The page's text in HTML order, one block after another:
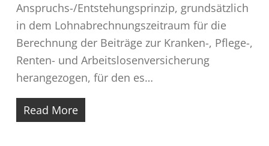
Anspruchs-/Entstehungsprinzip, grund­sätzlich
in dem Lohnabrechnungszeitraum für die
Berechnung der Beiträge zur Kran­ken-, Pflege-,
Renten- und Arbeitslosenversicherung
herangezogen, für den es…
Read More